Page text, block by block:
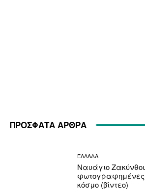
ΠΡΟΣΦΑΤΑ ΑΡΘΡΑ
ΕΛΛΑΔΑ
Ναυάγιο
κόσμο (βίντεο)